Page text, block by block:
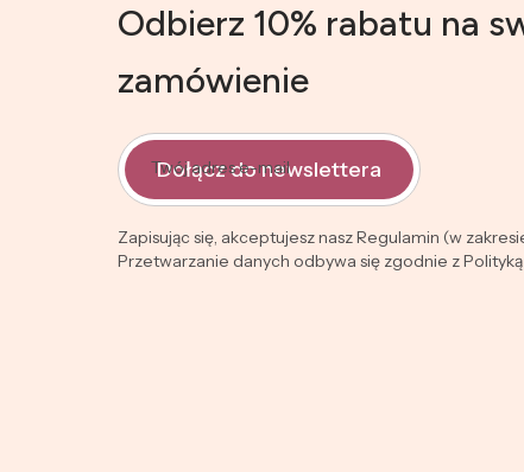
Odbierz 10% rabatu na
zamówienie
Twój adres e-mail
Dołącz do newslettera
Zapisując się, akceptujesz nasz Regulamin (w
Przetwarzanie danych odbywa się zgodnie z